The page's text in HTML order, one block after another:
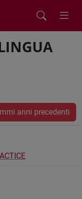
anni precedenti